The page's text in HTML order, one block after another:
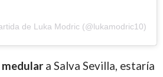
de Luka Modric (@lukamodric10)
medular a Salva Sevilla, estaría